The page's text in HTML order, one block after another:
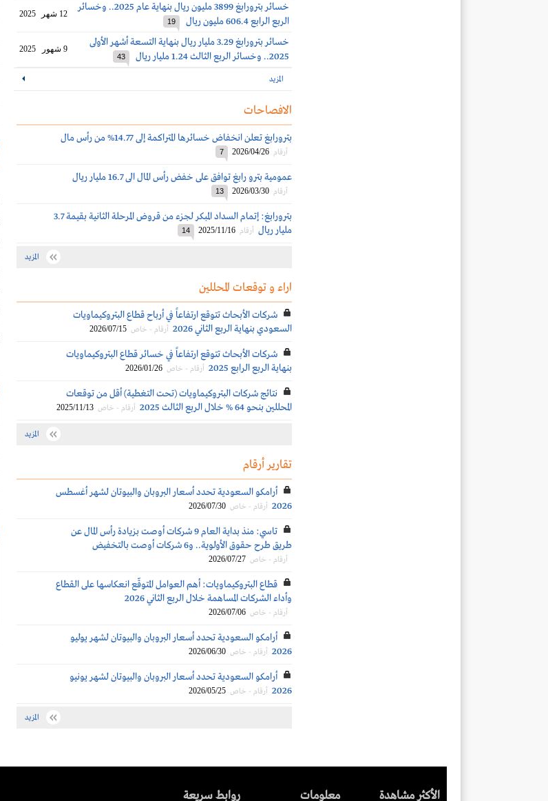
خسائر بترورابغ 3899 مليون ريال بنهاية عام 2025.. وخسائر
الربع الرابع 606.4 مليون ريال
19
12 شهر 2025
خسائر بترورابغ 3.29 مليار ريال بنهاية التسعة أشهر الأولى
2025.. وخسائر الربع الثالث 1.24 مليار ريال
43
9 شهور 2025
المزيد
الافصاحات
بترورابغ تعلن انخفاض خسائرها المتراكمة إلى 14.77% من رأس مال
أرقام 2026/04/26
7
عمومية بترو رابغ توافق على خفض رأس المال الى 16.7 مليار ريال
أرقام 2026/03/30
13
بترورابغ: إتمام السداد المبكر لجزء من قروض المرحلة الثانية بقيمة 3.7
مليار ريال أرقام 2025/11/16
14
المزيد
اراء و توقعات المحللين
شركات الأبحاث تتوقع ارتفاعاً في أرباح قطاع البتروكيماويات
السعودي بنهاية الربع الثاني 2026
أرقام - خاص 2026/07/15
شركات الأبحاث تتوقع ارتفاعاً في خسائر قطاع البتروكيماويات
بنهاية الربع الرابع 2025
أرقام - خاص 2026/01/26
نتائج شركات البتروكيماويات (تحت التغطية) أقل من توقعات
المحللين بنحو 64 % خلال الربع الثالث 2025
أرقام - خاص 2025/11/13
المزيد
تقارير أرقام
أرامكو السعودية تحدد أسعار البروبان والبيوتان لشهر أغسطس
2026 أرقام - خاص 2026/07/30
تاسي: منذ بداية العام 9 شركات أوصت بزيادة رأس المال عن
طريق طرح حقوق الأولوية.. و6 شركات أوصت بالتخفيض
أرقام - خاص 2026/07/27
قطاع البتروكيماويات: أهم العوامل المتوقّع انعكاسها على القطاع
وأداء الشركات المساهمة خلال الربع الثاني 2026
أرقام - خاص 2026/07/06
أرامكو السعودية تحدد أسعار البروبان والبيوتان لشهر يوليو
2026 أرقام - خاص 2026/06/30
أرامكو السعودية تحدد أسعار البروبان والبيوتان لشهر يونيو
2026 أرقام - خاص 2026/05/25
المزيد
الأكثر مشاهدة معلومات روابط سريعة